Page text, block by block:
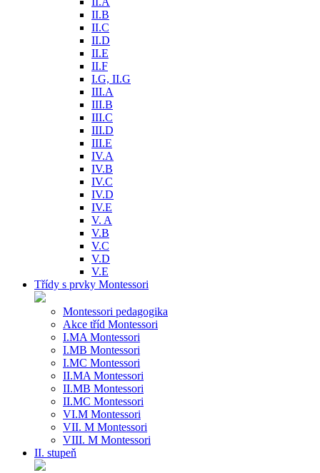
II.B
II.C
II.D
II.E
II.F
I.G, II.G
III.A
III.B
III.C
III.D
III.E
IV.A
IV.B
IV.C
IV.D
IV.E
V. A
V.B
V.C
V.D
V.E
Třídy s prvky Montessori
Montessori pedagogika
Akce tříd Montessori
I.MA Montessori
I.MB Montessori
I.MC Montessori
II.MA Montessori
II.MB Montessori
II.MC Montessori
VI.M Montessori
VII. M Montessori
VIII. M Montessori
II. stupeň